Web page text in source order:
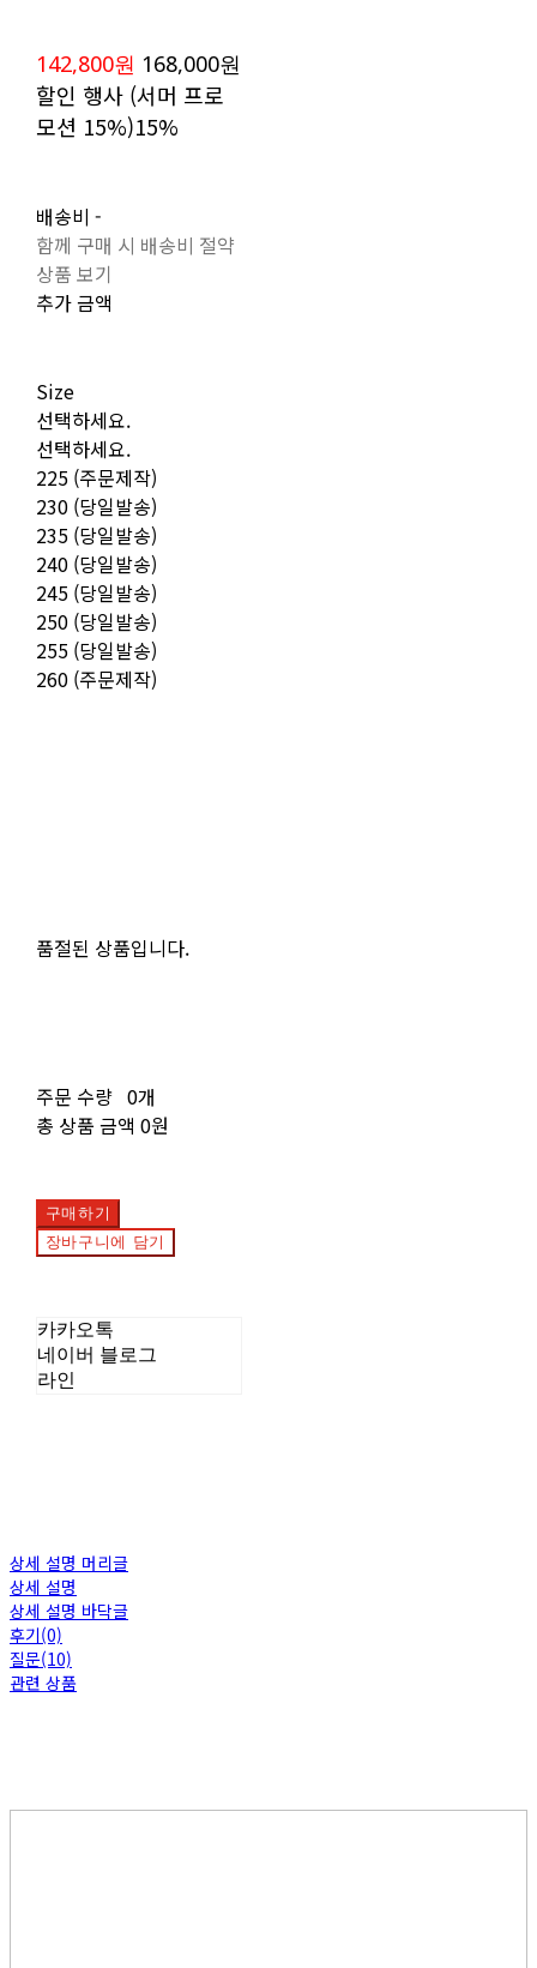
142,800원 168,000원
할인 행사 (서머 프로
모션 15%)15%
배송비 -
함께 구매 시 배송비 절약
상품 보기
추가 금액
Size
선택하세요.
선택하세요.
225 (주문제작)
230 (당일발송)
235 (당일발송)
240 (당일발송)
245 (당일발송)
250 (당일발송)
255 (당일발송)
260 (주문제작)
품절된 상품입니다.
주문 수량 0개
총 상품 금액 0원
구매하기
장바구니에 담기
카카오톡
네이버 블로그
라인
상세 설명 머리글
상세 설명
상세 설명 바닥글
후기(0)
질문(10)
관련 상품